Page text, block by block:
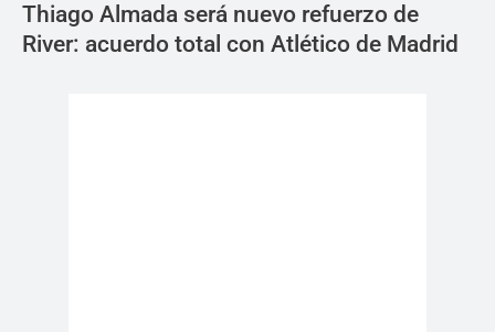
Thiago Almada será nuevo refuerzo de
River: acuerdo total con Atlético de Madrid